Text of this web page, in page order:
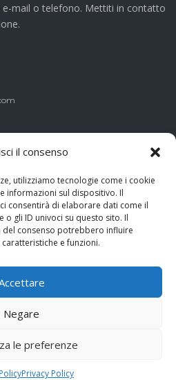
il consenso
utilizziamo tecnologie come i cookie
informazioni sul dispositivo. Il
consentirà di elaborare dati come il
gli ID univoci su questo sito. Il
del consenso potrebbero influire
e funzioni.
Negare
le preferenze
Privacy Policy
mail o telefono. Mettiti in contatto
ai sensi del Decreto-Legge 8 aprile
Motors Systems & Drives
Cookie Policy